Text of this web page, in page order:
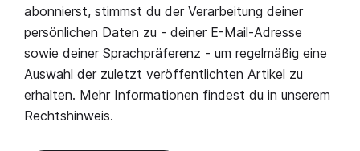
abonnierst, stimmst du der Verarbeitung deiner
persönlichen Daten zu - deiner E-Mail-Adresse
sowie deiner Sprachpräferenz - um regelmäßig eine
Auswahl der zuletzt veröffentlichten Artikel zu
erhalten. Mehr Informationen findest du in unserem
Rechtshinweis.